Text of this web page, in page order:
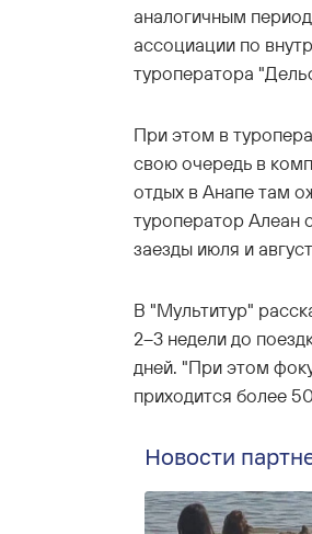
аналогичным
ассоциации по
туроператора
При этом в
свою очередь в
отдых в Анапе там
туроператор Алеан
заезды июля и
В "Мультитур"
2–3 недели до
дней. "При этом
приходится более
Новости